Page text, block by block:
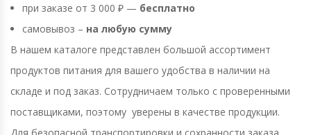
при заказе от 3 000 ₽ — бесплатно
самовывоз – на любую сумму
В нашем каталоге представлен большой ассортимент
продуктов питания для вашего удобства в наличии на
складе и под заказ. Сотрудничаем только с проверенными
поставщиками, поэтому уверены в качестве продукции.
Для безопасной транспортировки и сохранности заказа